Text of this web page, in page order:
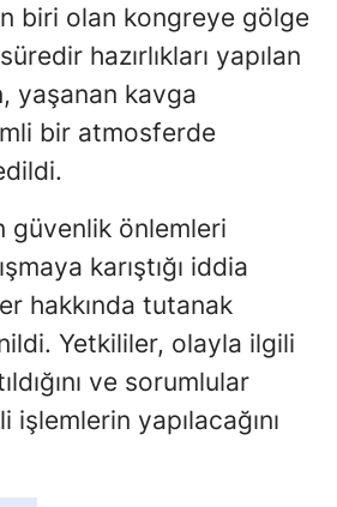
biri olan kongreye gölge
hazırlıkları yapılan
yaşanan kavga
bir atmosferde
güvenlik önlemleri
karıştığı iddia
hakkında tutanak
Yetkililer, olayla ilgili
ve sorumlular
işlemlerin yapılacağını